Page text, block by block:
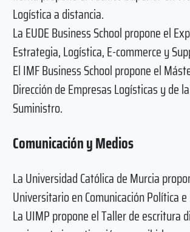
Logística a distancia.
La EUDE Business School propone el
Estrategia, Logística, E-commerce y
El IMF Business School propone el
Dirección de Empresas Logísticas y de
Suministro.
Comunicación y Medios
La Universidad Católica de Murcia
Universitario en Comunicación Política
La UIMP propone el Taller de escritura